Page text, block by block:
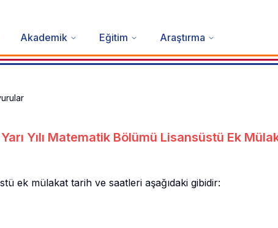
Akademik Eğitim Araştırma
Yılı Matematik Bölümü Lisansüstü Ek
ek mülakat tarih ve saatleri aşağıdaki gibidir: